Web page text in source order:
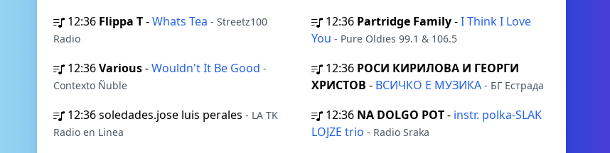
12:36 Flippa T-Whats Tea - Streetz100
Radio
12:36 Partridge Family-I Think I Love
You - Pure Oldies 99.1 & 106.5
12:36Various-Wouldn't It Be Good -
Contexto Ñuble
12:36 РОСИ КИРИЛОВА И ГЕОРГИ
ХРИСТОВ - ВСИЧКО Е МУЗИКА - БГ Естрада
12:36soledades.jose luis perales - LA TK
Radio en Linea
12:36 NA DOLGO POT- instr. polka-SLAK
LOJZE trio - Radio Sraka